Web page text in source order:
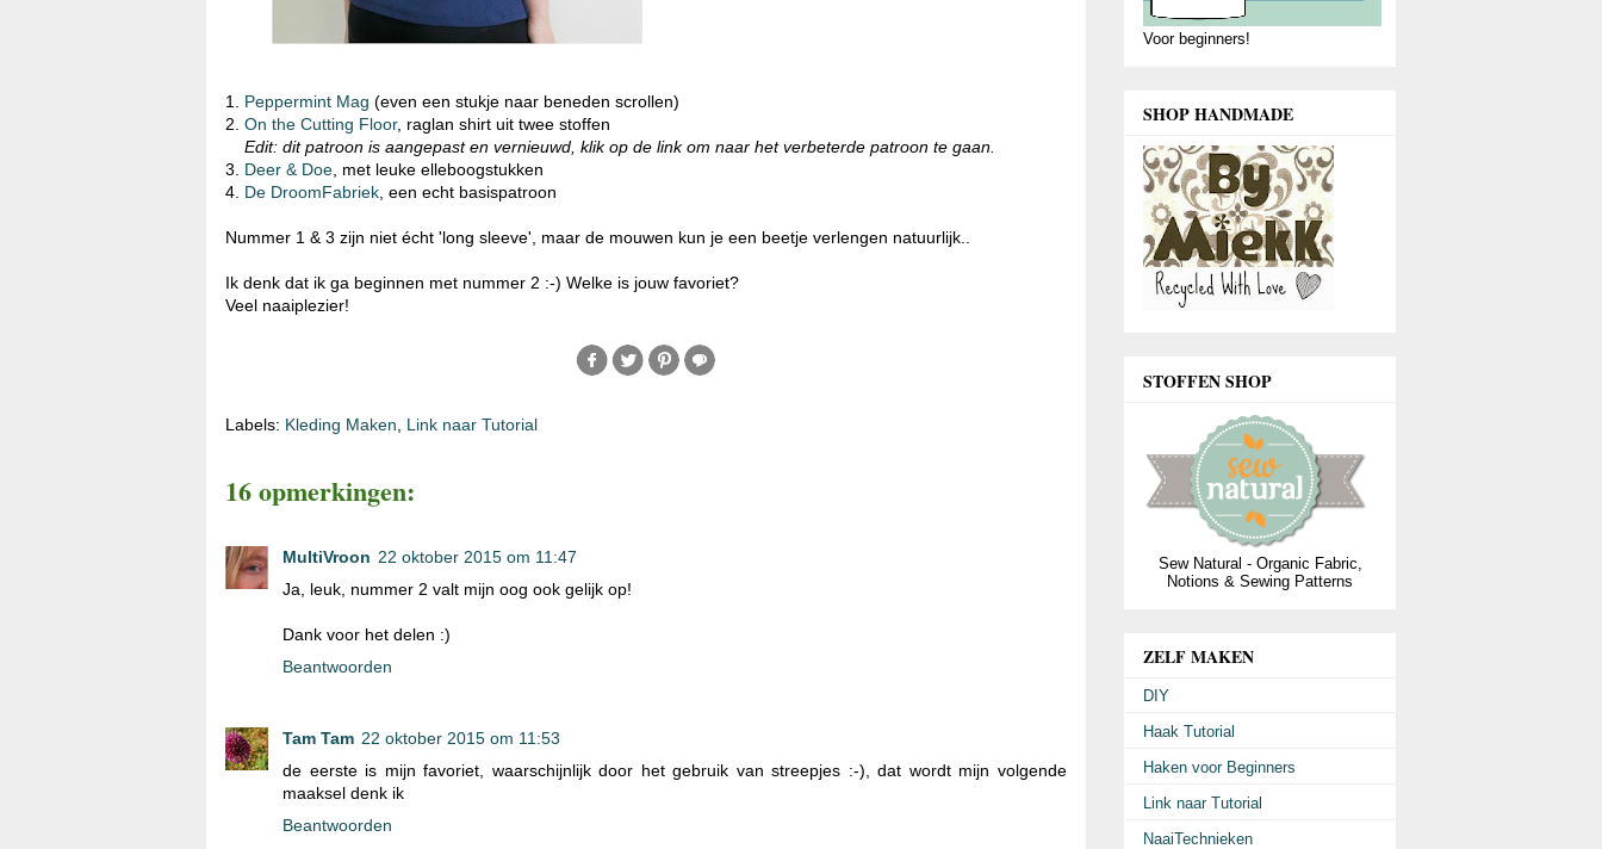
1. Peppermint Mag (even een stukje naar beneden scrollen)
2. On the Cutting Floor, raglan shirt uit twee stoffen
Edit: dit patroon is aangepast en vernieuwd, klik op de link om naar het verbeterde patroon te gaan
3. Deer & Doe , met leuke elleboogstukken
4. De DroomFabriek , een echt basispatroon
Nummer 1 & 3 zijn niet écht 'long sleeve', maar de mouwen kun je een beetje verlengen natuurlijk..
Ik denk dat ik ga beginnen met nummer 2 :-) Welke is jouw favoriet?
Veel naaiplezier!
Labels: Kleding Maken Link naar Tutorial
16 opmerkingen:
MultiVroon 22 oktober 2015 om 11:47
Ja, leuk, nummer 2 valt mijn oog ook gelijk op!
Dank voor het delen :)
Beantwoorden
Tam Tam 22 oktober 2015 om 11:53
de eerste is mijn favoriet, waarschijnlijk door het gebruik van streepjes :-), dat wordt mijn volgende
maaksel denk ik
Beantwoorden
Voor beginners!
SHOP HANDMADE
STOFFEN SHOP
Sew Natural - Organic Fabric,
Notions & Sewing Patterns
ZELF MAKEN
DIY
Haak Tutorial
Haken voor Beginners
Link naar Tutorial
NaaiTechnieken